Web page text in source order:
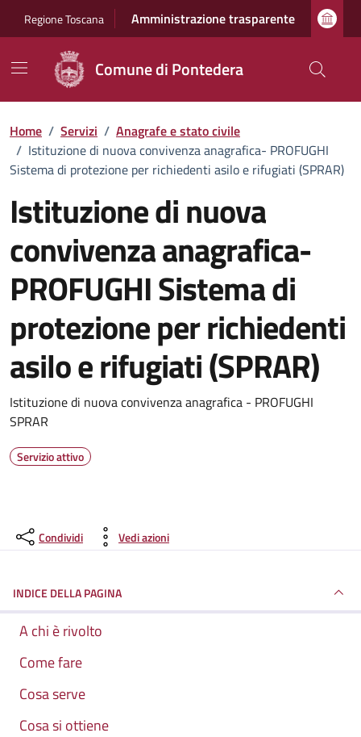
Regione Toscana Amministrazione trasparente
Comune di Pontedera
Home / Servizi / Anagrafe e stato civile
/ Istituzione di nuova convivenza anagrafica- PROFUGHI
Sistema di protezione per richiedenti asilo e rifugiati (SPRAR)
Istituzione di nuova
convivenza anagrafica-
PROFUGHI Sistema di
protezione per richiedenti
asilo e rifugiati (SPRAR)
Dettagli del servizio
Istituzione di nuova convivenza anagrafica - PROFUGHI
SPRAR
Servizio attivo
Condividi Vedi azioni
INDICE DELLA PAGINA
A chi è rivolto
Come fare
Cosa serve
Cosa si ottiene